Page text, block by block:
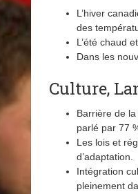
L’hiver
des
L’été chaud
Dans les
Culture,
Barrière de
parlé par 77
Les lois et
d’adaptation.
Intégration
pleinement